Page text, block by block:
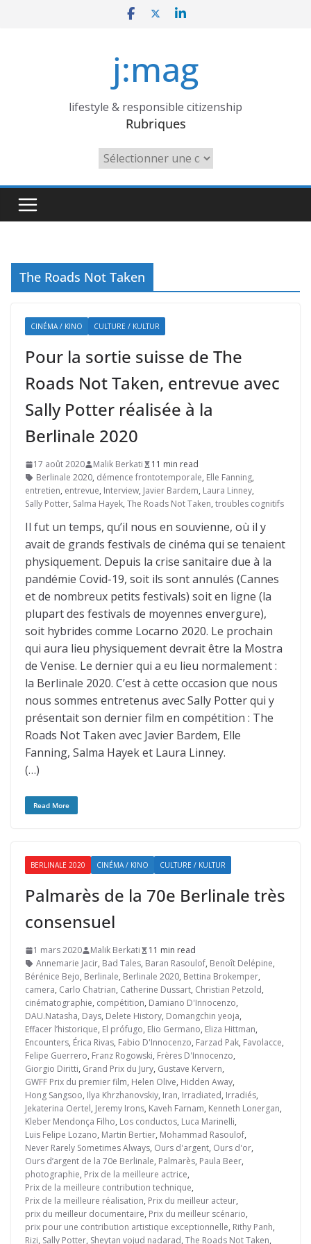
j:mag
lifestyle & responsible citizenship
Rubriques
Rubriques
The Roads Not Taken
CINÉMA / KINO CULTURE / KULTUR
Pour la sortie suisse de The
Roads Not Taken, entrevue avec
Sally Potter réalisée à la
Berlinale 2020
17 août 2020 Malik Berkati
11 min read
Berlinale 2020, démence frontotemporale, Elle Fanning,
entretien, entrevue, Interview, Javier Bardem, Laura Linney,
Sally Potter, Salma Hayek, The Roads Not Taken, troubles cognitifs
Il fut un temps, qu’il nous en souvienne, où il y
avait de grands festivals de cinéma qui se tenaient
physiquement. Depuis la crise sanitaire due à la
pandémie Covid-19, soit ils sont annulés (Cannes
et de nombreux petits festivals) soit en ligne (la
plupart des festivals de moyennes envergure),
soit hybrides comme Locarno 2020. Le prochain
qui aura lieu physiquement devrait être la Mostra
de Venise. Le dernier qui a eu lieu normalement :
la Berlinale 2020. C’est à cette occasion que nous
nous sommes entretenus avec Sally Potter qui y
présentait son dernier film en compétition : The
Roads Not Taken avec Javier Bardem, Elle
Fanning, Salma Hayek et Laura Linney.
(…)
Read More
BERLINALE 2020 CINÉMA / KINO CULTURE / KULTUR
Palmarès de la 70e Berlinale très
consensuel
1 mars 2020 Malik Berkati
11 min read
Annemarie Jacir, Bad Tales, Baran Rasoulof, Benoît Delépine,
Bérénice Bejo, Berlinale, Berlinale 2020, Bettina Brokemper,
camera, Carlo Chatrian, Catherine Dussart, Christian Petzold,
cinématographie, compétition, Damiano D'Innocenzo,
DAU.Natasha, Days, Delete History, Domangchin yeoja,
Effacer l’historique, El prófugo, Elio Germano, Eliza Hittman,
Encounters, Érica Rivas, Fabio D'Innocenzo, Farzad Pak, Favolacce,
Felipe Guerrero, Franz Rogowski, Frères D'Innocenzo,
Giorgio Diritti, Grand Prix du Jury, Gustave Kervern,
GWFF Prix du premier film, Helen Olive, Hidden Away,
Hong Sangsoo, Ilya Khrzhanovskiy, Iran, Irradiated, Irradiés,
Jekaterina Oertel, Jeremy Irons, Kaveh Farnam, Kenneth Lonergan,
Kleber Mendonça Filho, Los conductos, Luca Marinelli,
Luis Felipe Lozano, Martin Bertier, Mohammad Rasoulof,
Never Rarely Sometimes Always, Ours d'argent, Ours d'or,
Ours d’argent de la 70e Berlinale, Palmarès, Paula Beer,
photographie, Prix de la meilleure actrice,
Prix de la meilleure contribution technique,
Prix de la meilleure réalisation, Prix du meilleur acteur,
prix du meilleur documentaire, Prix du meilleur scénario,
prix pour une contribution artistique exceptionnelle, Rithy Panh,
Rizi, Sally Potter, Sheytan vojud nadarad, The Roads Not Taken,